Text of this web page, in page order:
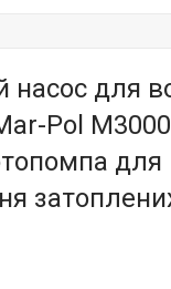
насос для
Pol
для